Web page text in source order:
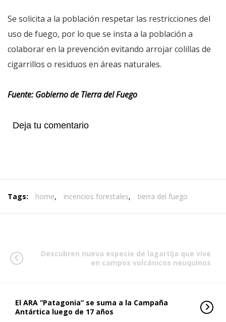
Se solicita a la población respetar las restricciones del
uso de fuego, por lo que se insta a la población a
colaborar en la prevención evitando arrojar colillas de
cigarrillos o residuos en áreas naturales.
Fuente: Gobierno de Tierra del Fuego
Deja tu comentario
Tags: home, incencios forestales, tierra del fuego
Descubren nueva especie de lagartija que vive
en campos volcánicos neuquinos
El ARA “Patagonia” se suma a la Campaña
Antártica luego de 17 años